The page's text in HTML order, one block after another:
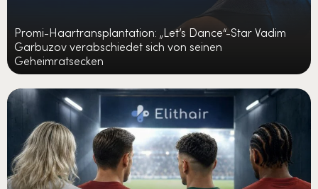
Promi-Haartransplantation: „Let’s Dance“-Star Vadim
Garbuzov verabschiedet sich von seinen
Geheimratsecken